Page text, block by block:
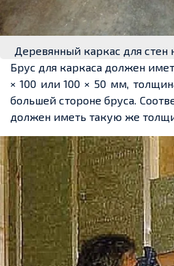
Деревянный каркас для стен
Брус для каркаса должен
× 100 или 100 × 50 мм,
большей стороне бруса.
должен иметь такую же